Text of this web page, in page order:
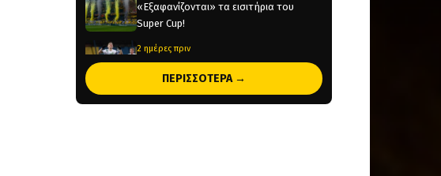
«Εξαφανίζονται» τα εισιτήρια του
Super Cup!
2 ημέρες πριν
Έρχεται στην Αθήνα για να υπογράψει
στην ΑΕΚ ο Βιτάλις!
ΠΕΡΙΣΣΟΤΕΡΑ →